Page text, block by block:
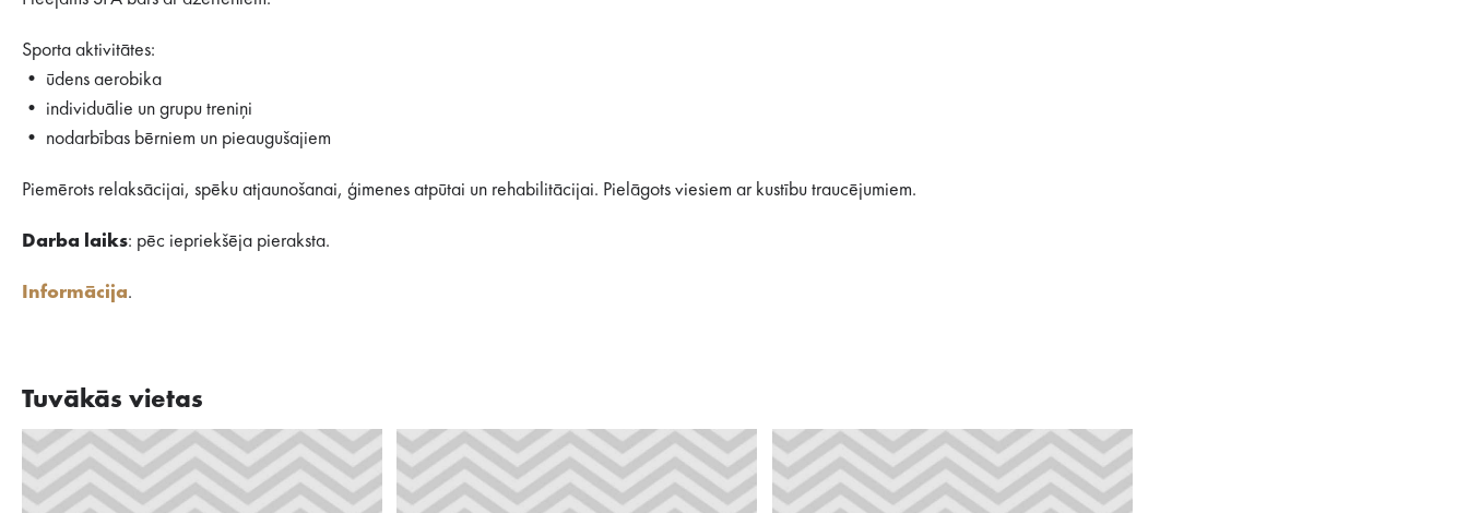
Sporta aktivitātes:
• ūdens aerobika
• individuālie un grupu treniņi
• nodarbības bērniem un pieaugušajiem
Piemērots relaksācijai, spēku atjaunošanai, ģimenes atpūtai un rehabilitācijai. Pielāgots viesiem ar kustību traucējumiem.
Darba laiks: pēc iepriekšēja pieraksta.
Informācija.
Tuvākās vietas